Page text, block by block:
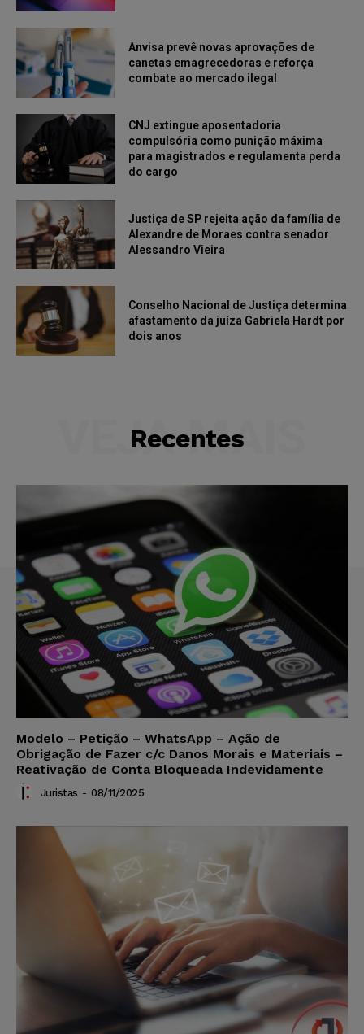
Anvisa prevê novas aprovações de
canetas emagrecedoras e reforça
combate ao mercado ilegal
CNJ extingue aposentadoria
compulsória como punição máxima
para magistrados e regulamenta perda
do cargo
Justiça de SP rejeita ação da família de
Alexandre de Moraes contra senador
Alessandro Vieira
Conselho Nacional de Justiça determina
afastamento da juíza Gabriela Hardt por
dois anos
Recentes
VEJA MAIS
Modelo – Petição – WhatsApp – Ação de
Obrigação de Fazer c/c Danos Morais e Materiais –
Reativação de Conta Bloqueada Indevidamente
Juristas - 08/11/2025